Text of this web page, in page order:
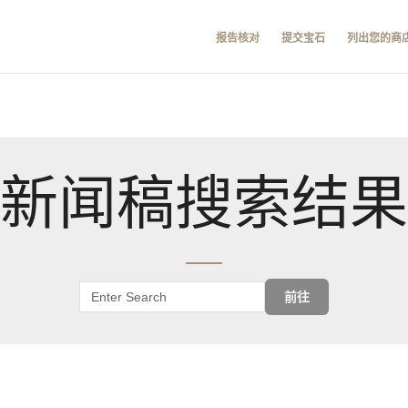
报告核对 提交宝石 列出您的商
新闻稿搜索结果
前往